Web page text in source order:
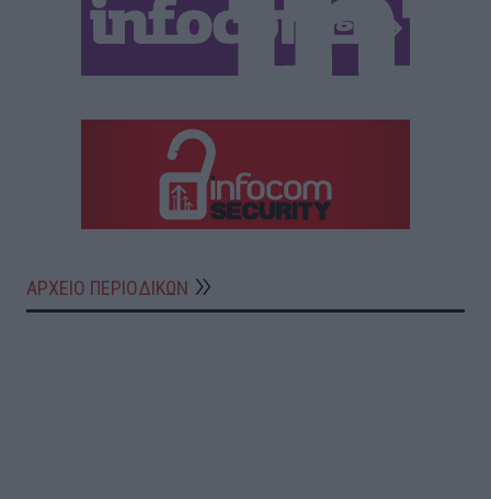
ΑΡΧΕΙΟ ΠΕΡΙΟΔΙΚΩΝ